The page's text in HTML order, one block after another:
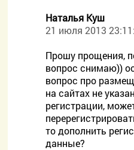
Наталья Куш
21 июля 2013
Прошу прощения,
вопрос снимаю))
вопрос про
на сайтах не
регистрации,
то дополнить
данные?